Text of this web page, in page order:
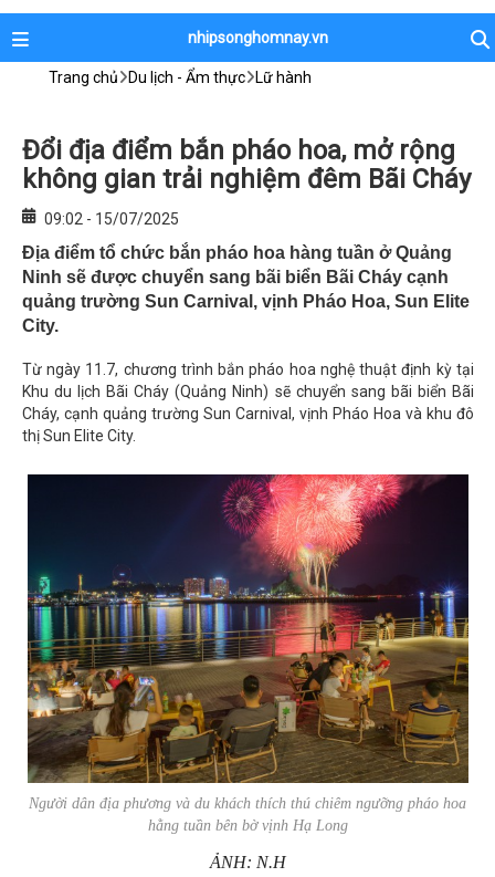
nhipsonghomnay.vn
Trang chủ Du lịch - Ẩm thực Lữ hành
Đổi địa điểm bắn pháo hoa, mở rộng
không gian trải nghiệm đêm Bãi Cháy
09:02 - 15/07/2025
Địa điểm tổ chức bắn pháo hoa hàng tuần ở Quảng
Ninh sẽ được chuyển sang bãi biển Bãi Cháy cạnh
quảng trường Sun Carnival, vịnh Pháo Hoa, Sun Elite
City.
Từ ngày 11.7, chương trình bắn pháo hoa nghệ thuật định kỳ tại
Khu du lịch Bãi Cháy (Quảng Ninh) sẽ chuyển sang bãi biển Bãi
Cháy, cạnh quảng trường Sun Carnival, vịnh Pháo Hoa và khu đô
thị Sun Elite City.
Người dân địa phương và du khách thích thú chiêm ngưỡng pháo hoa
hằng tuần bên bờ vịnh Hạ Long
ẢNH: N.H